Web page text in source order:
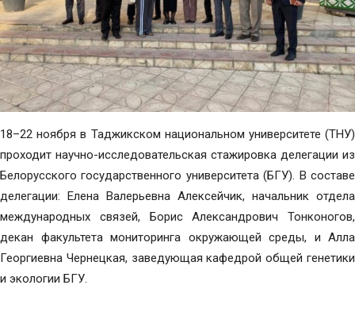
18–22 ноября в Таджикском национальном университете (ТНУ)
проходит научно-исследовательская стажировка делегации из
Белорусского государственного университета (БГУ). В составе
делегации: Елена Валерьевна Алексейчик, начальник отдела
международных связей, Борис Александрович Тонконогов,
декан факультета мониторинга окружающей среды, и Алла
Георгиевна Чернецкая, заведующая кафедрой общей генетики
и экологии БГУ.